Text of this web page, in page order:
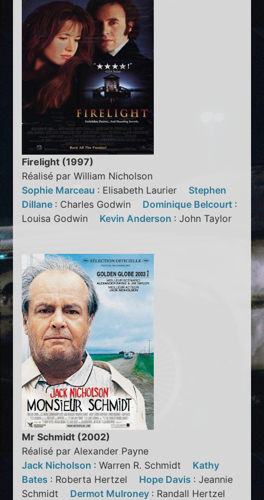
Firelight (1997)
Réalisé par William Nicholson
Sophie Marceau : Elisabeth Laurier Stephen
Dillane : Charles Godwin Dominique Belcourt :
Louisa Godwin Kevin Anderson : John Taylor
Mr Schmidt (2002)
Réalisé par Alexander Payne
Jack Nicholson : Warren R. Schmidt Kathy
Bates : Roberta Hertzel Hope Davis : Jeannie
Schmidt Dermot Mulroney : Randall Hertzel